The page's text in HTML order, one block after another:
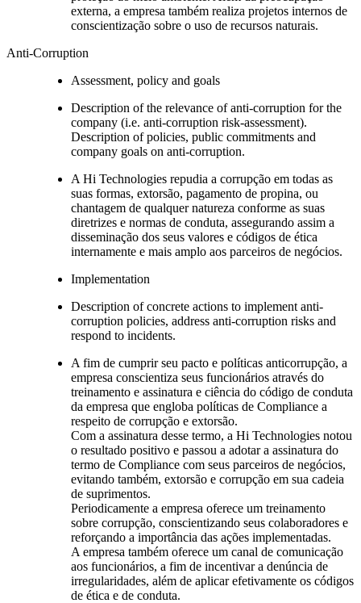
externa, a empresa também realiza projetos internos de
conscientização sobre o uso de recursos naturais.
Anti-Corruption
Assessment, policy and goals
Description of the relevance of anti-corruption for the
company (i.e. anti-corruption risk-assessment).
Description of policies, public commitments and
company goals on anti-corruption.
A Hi Technologies repudia a corrupção em todas as
suas formas, extorsão, pagamento de propina, ou
chantagem de qualquer natureza conforme as suas
diretrizes e normas de conduta, assegurando assim a
disseminação dos seus valores e códigos de ética
internamente e mais amplo aos parceiros de negócios.
Implementation
Description of concrete actions to implement anti-
corruption policies, address anti-corruption risks and
respond to incidents.
A fim de cumprir seu pacto e políticas anticorrupção, a
empresa conscientiza seus funcionários através do
treinamento e assinatura e ciência do código de conduta
da empresa que engloba políticas de Compliance a
respeito de corrupção e extorsão.
Com a assinatura desse termo, a Hi Technologies notou
o resultado positivo e passou a adotar a assinatura do
termo de Compliance com seus parceiros de negócios,
evitando também, extorsão e corrupção em sua cadeia
de suprimentos.
Periodicamente a empresa oferece um treinamento
sobre corrupção, conscientizando seus colaboradores e
reforçando a importância das ações implementadas.
A empresa também oferece um canal de comunicação
aos funcionários, a fim de incentivar a denúncia de
irregularidades, além de aplicar efetivamente os códigos
de ética e de conduta.